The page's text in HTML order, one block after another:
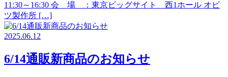
11:30～16:30 会 場 ：東京ビッグサイト 西1ホール オビ
ツ製作所 […]
2025.06.12
6/14通販新商品のお知らせ